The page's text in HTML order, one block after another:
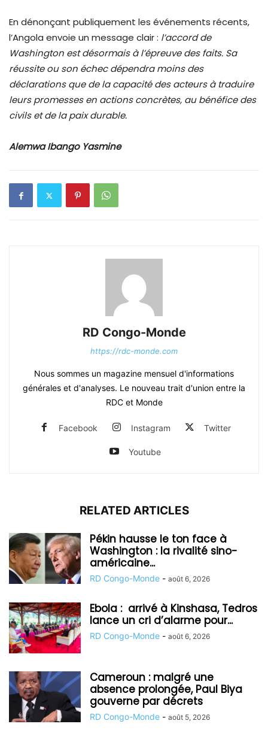
En dénonçant publiquement les événements récents,
l’Angola envoie un message clair : l’accord de
Washington est désormais à l’épreuve des faits. Sa
réussite ou son échec dépendra moins des
déclarations que de la capacité des acteurs à traduire
leurs promesses en actions concrètes, au bénéfice des
civils et de la paix durable.
Alemwa Ibango Yasmine
RD Congo-Monde
https://rdc-monde.com
Nous sommes un magazine mensuel d'informations
générales et d'analyses. Le nouveau trait d'union entre la
RDC et Monde
Facebook Instagram Twitter
Youtube
RELATED ARTICLES
Pékin hausse le ton face à
Washington : la rivalité sino-
américaine...
RD Congo-Monde - août 6, 2026
Ebola : arrivé à Kinshasa, Tedros
lance un cri d’alarme pour...
RD Congo-Monde - août 6, 2026
Cameroun : malgré une
absence prolongée, Paul Biya
gouverne par décrets
RD Congo-Monde - août 5, 2026